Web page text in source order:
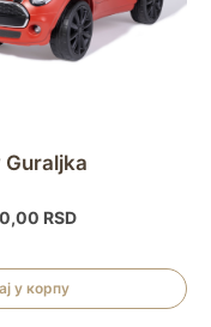
Guraljka
RSD
у корпу